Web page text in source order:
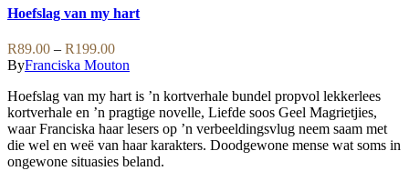
options
may
be
chosen
on
the
product
page
has
multiple
variants.
The
options
may
be
chosen
on
the
Hoefslag van my hart
R89.00 – R199.00Price
range:
through
R199.00
ByFranciska Mouton
Hoefslag van my hart is ’n kortverhale bundel propvol lekkerlees
kortverhale en ’n pragtige novelle, Liefde soos Geel Magrietjies,
waar Franciska haar lesers op ’n verbeeldingsvlug neem saam met
die wel en weë van haar karakters. Doodgewone mense wat soms in
ongewone situasies beland.